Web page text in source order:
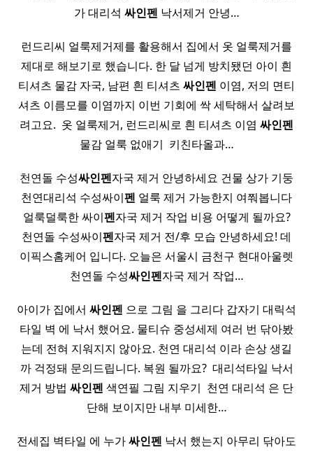
가 대리석 싸인펜 낙서제거 안녕…
런드리씨 얼룩제거제를 활용해서 집에서 옷 얼룩제거를
제대로 해보기로 했습니다. 한 달 넘게 방치됐던 아이 흰
티셔츠 물감 자국, 남편 흰 티셔츠 싸인펜 이염, 저의 면티
셔츠 이름모를 이염까지 이번 기회에 싹 세탁해서 살려보
려고요. ​ 옷 얼룩제거, 런드리씨로 흰 티셔츠 이염 싸인펜
물감 얼룩 없애기 ​ 키친타올과…
천연돌 수성싸인펜자국 제거 안녕하세요 건물 상가 기둥
천연대리석 수성싸이펜 얼룩 제거 가능한지 여쭤봅니다
얼룩덜룩한 싸이펜자국 제거 작업 비용 어떻게 될까요?
천연돌 수성싸이펜자국 제거 전/후 모습 안녕하세요! 데
이픽스홈케어 입니다. 오늘은 서울시 금천구 현대아울렛
천연돌 수성싸인펜자국 제거 작업…
아이가 집에서 싸인펜 으로 그림 을 그리다 갑자기 대릭석
타일 벽 에 낙서 했어요. 물티슈 중성세제 여러 번 닦아봤
는데 전혀 지워지지 않아요. 천연 대리석 이라 손상 생길
까 걱정돼 문의드립니다. 복원 될까요? ​ 대리석타일 낙서
제거 방법 싸인펜 색연필 그림 지우기 ​ 천연 대리석 은 단
단해 보이지만 내부 미세한…
전세집 벽타일 에 누가싸인펜 낙서 했는지 아무리 닦아도